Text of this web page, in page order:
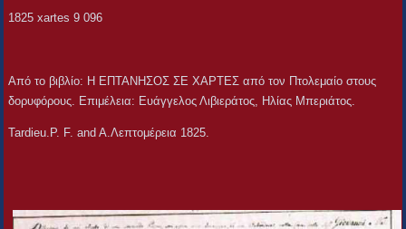
1825 xartes 9 096
Από το βιβλίο: Η ΕΠΤΑΝΗΣΟΣ ΣΕ ΧΑΡΤΕΣ από τον Πτολεμαίο στους
δορυφόρους. Επιμέλεια: Ευάγγελος Λιβιεράτος, Ηλίας Μπεριάτος.
Tardieu.P. F. and A.Λεπτομέρεια 1825.